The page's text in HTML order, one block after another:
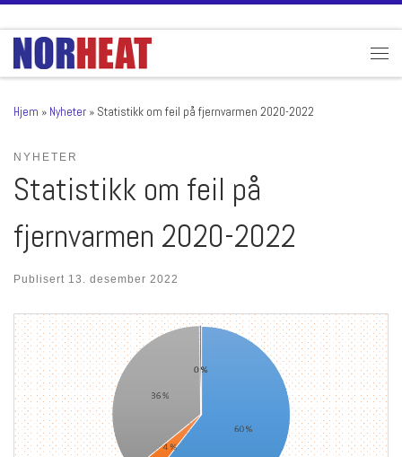
Skip to content
Hjem » Nyheter » Statistikk om feil på fjernvarmen 2020-2022
NYHETER
Statistikk om feil på
fjernvarmen 2020-2022
Publisert 13. desember 2022